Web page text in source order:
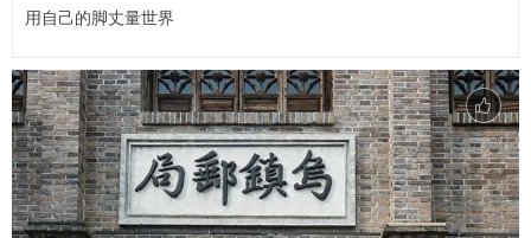
用自己的脚丈量世界